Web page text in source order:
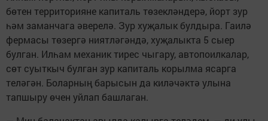
бөтен территорияне капиталь төзекләндерә, йорт зур
һәм заманчага әверелә. Зур хуҗалык булдыра. Гаилә
фермасы төзергә ниятләгәндә, хуҗалыкта 5 сыер
булган. Илһам механик тирес чыгару, автопоилкалар,
сөт суыткыч булган зур капиталь корылма ясарга
теләгән. Боларның барысын да киләчәктә улына
тапшыру өчен уйлап башлаган.